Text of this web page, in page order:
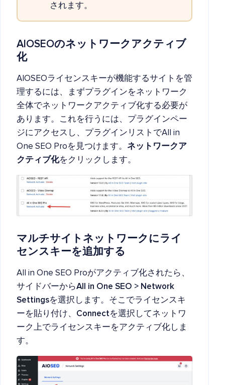
されます。
AIOSEOのネットワークアクティブ
化
AIOSEOライセンスキーが機能するサイトを管
理するには、まずプラグインをネットワーク
全体でネットワークアクティブ化する必要が
あります。これを行うには、プラグインペー
ジにアクセスし、プラグインリストでAll in
One SEO Proを見つけます。 ネットワークア
クティブ化をクリックします。
マルチサイトネットワークにライ
センスキーを追加する
All in One SEO Proがアクティブ化されたら、
サイドバーからAll in One SEO > Network
Settingsを選択します。そこでライセンスキ
ーを貼り付け、 Connectを選択してネットワ
ーク上でライセンスキーをアクティブ化しま
す。